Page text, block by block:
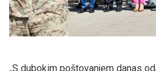
„S dubokim poštovanjem danas